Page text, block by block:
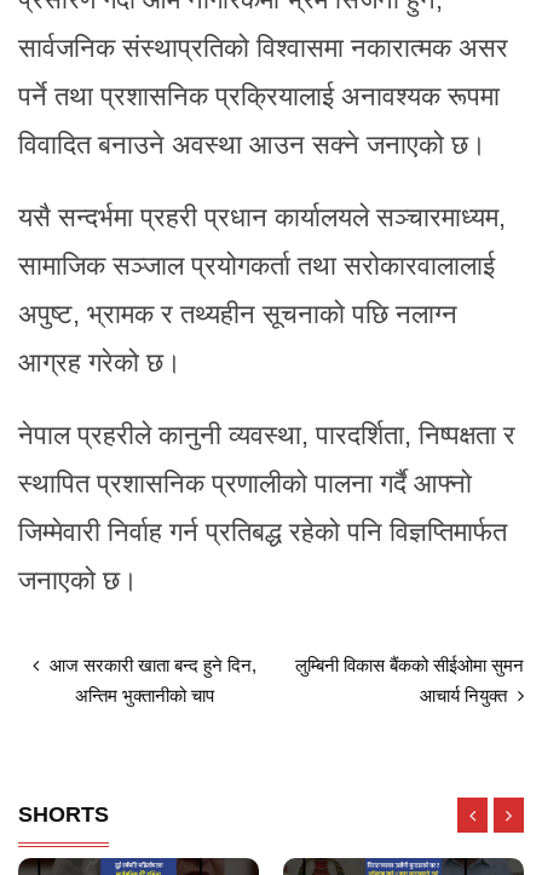
सार्वजनिक संस्थाप्रतिको विश्वासमा नकारात्मक असर
पर्ने तथा प्रशासनिक प्रक्रियालाई अनावश्यक रूपमा
विवादित बनाउने अवस्था आउन सक्ने जनाएको छ।
यसै सन्दर्भमा प्रहरी प्रधान कार्यालयले सञ्चारमाध्यम,
सामाजिक सञ्जाल प्रयोगकर्ता तथा सरोकारवालालाई
अपुष्ट, भ्रामक र तथ्यहीन सूचनाको पछि नलाग्न
आग्रह गरेको छ।
नेपाल प्रहरीले कानुनी व्यवस्था, पारदर्शिता, निष्पक्षता र
स्थापित प्रशासनिक प्रणालीको पालना गर्दै आफ्नो
जिम्मेवारी निर्वाह गर्न प्रतिबद्ध रहेको पनि विज्ञप्तिमार्फत
जनाएको छ।
आज सरकारी खाता बन्द हुने दिन,
अन्तिम भुक्तानीको चाप
लुम्बिनी विकास बैंकको सीईओमा सुमन
आचार्य नियुक्त
SHORTS